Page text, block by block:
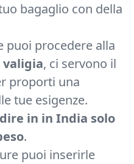
bagaglio con della
puoi procedere alla
, ci servono il
proporti una
tue esigenze.
in in India solo
.
puoi inserirle